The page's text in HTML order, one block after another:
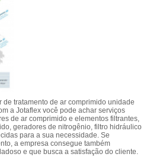
tratamento de ar comprimido unidade
a Jotaflex você pode achar serviços
de ar comprimido e elementos filtrantes,
geradores de nitrogênio, filtro hidráulico
para a sua necessidade. Se
a empresa consegue também
e que busca a satisfação do cliente.